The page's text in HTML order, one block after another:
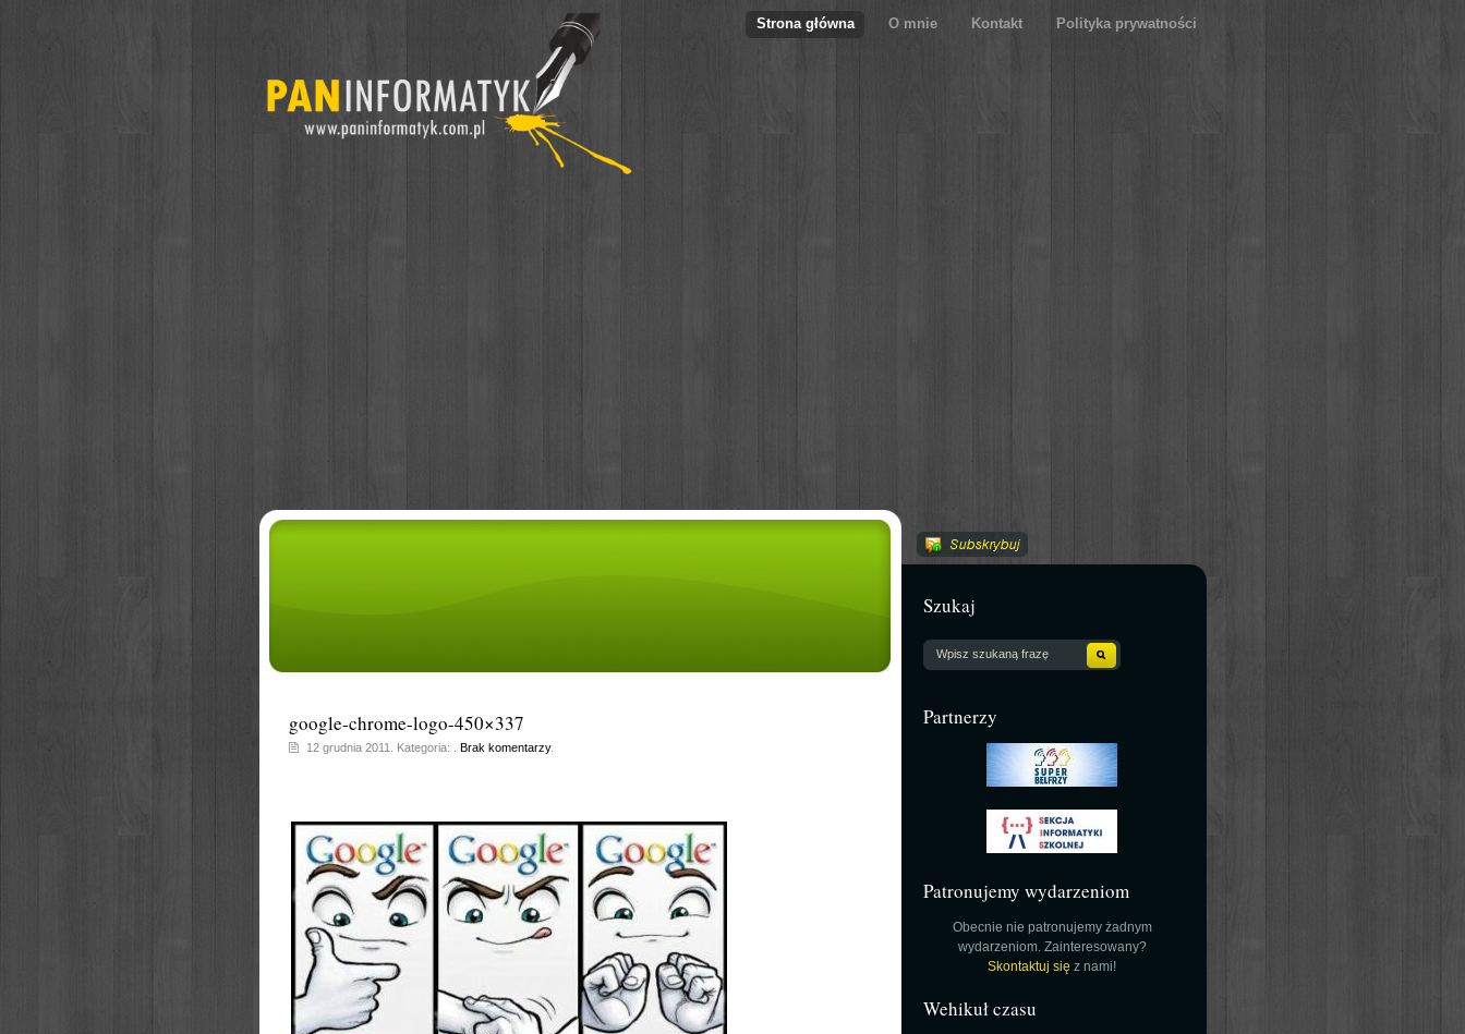
Strona główna O mnie Kontakt Polityka prywatności
google-chrome-logo-450×337
12 grudnia 2011. Kategoria: . Brak komentarzy.
Szukaj
Partnerzy
Patronujemy wydarzeniom
Obecnie nie patronujemy żadnym
wydarzeniom. Zainteresowany?
Skontaktuj się z nami!
Wehikuł czasu